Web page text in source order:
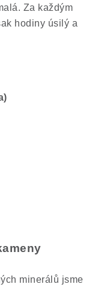
Za každým
hodiny úsilý a
minerálů jsme